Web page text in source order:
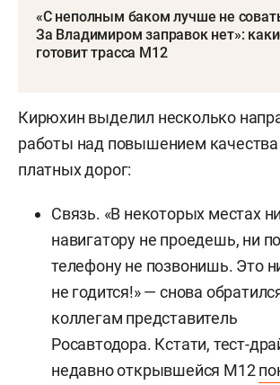
«С неполным баком лучше не
За Владимиром заправок нет»:
готовит трасса М12
Кирюхин выделил несколько
работы над повышением качества
платных дорог:
Связь. «В некоторых местах
навигатору не проедешь, ни по
телефону не позвонишь. Это
не годится!» — снова
коллегам представитель
Росавтодора. Кстати, тест-
недавно открывшейся М12